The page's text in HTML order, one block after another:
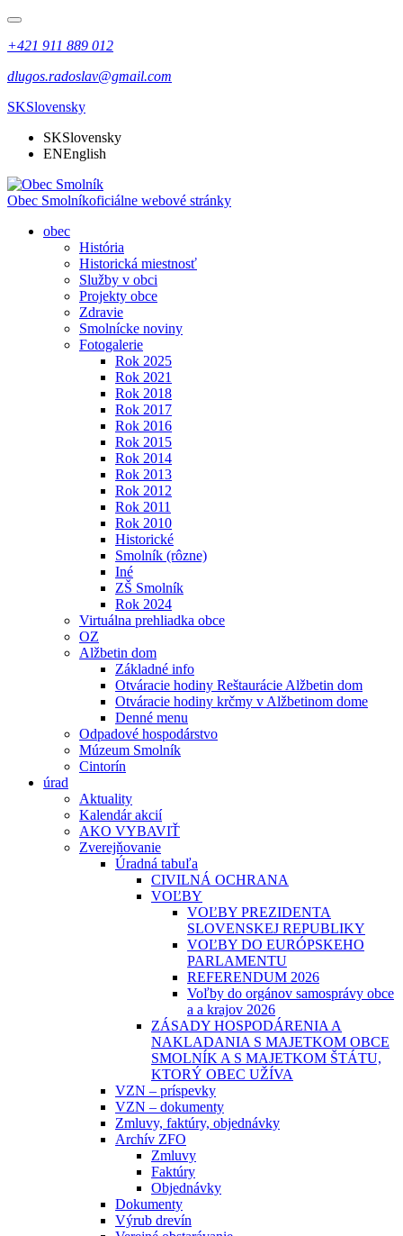
+421 911 889 012
dlugos.radoslav@gmail.com
SKSlovensky
SKSlovensky
ENEnglish
Obec Smolníkoficiálne webové stránky
obec
História
Historická miestnosť
Služby v obci
Projekty obce
Zdravie
Smolnícke noviny
Fotogalerie
Rok 2025
Rok 2021
Rok 2018
Rok 2017
Rok 2016
Rok 2015
Rok 2014
Rok 2013
Rok 2012
Rok 2011
Rok 2010
Historické
Smolník (rôzne)
Iné
ZŠ Smolník
Rok 2024
Virtuálna prehliadka obce
OZ
Alžbetin dom
Základné info
Otváracie hodiny Reštaurácie Alžbetin dom
Otváracie hodiny krčmy v Alžbetinom dome
Denné menu
Odpadové hospodárstvo
Múzeum Smolník
Cintorín
úrad
Aktuality
Kalendár akcií
AKO VYBAVIŤ
Zverejňovanie
Úradná tabuľa
CIVILNÁ OCHRANA
VOĽBY
VOĽBY PREZIDENTA
SLOVENSKEJ REPUBLIKY
VOĽBY DO EURÓPSKEHO
PARLAMENTU
REFERENDUM 2026
Voľby do orgánov samosprávy obce
a a krajov 2026
ZÁSADY HOSPODÁRENIA A
NAKLADANIA S MAJETKOM OBCE
SMOLNÍK A S MAJETKOM ŠTÁTU,
KTORÝ OBEC UŽÍVA
VZN – príspevky
VZN – dokumenty
Zmluvy, faktúry, objednávky
Archív ZFO
Zmluvy
Faktúry
Objednávky
Dokumenty
Výrub drevín